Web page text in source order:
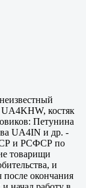
костяк
Петунина
UA4IN и др. -
и РСФСР по
товарищи
и
после окончания